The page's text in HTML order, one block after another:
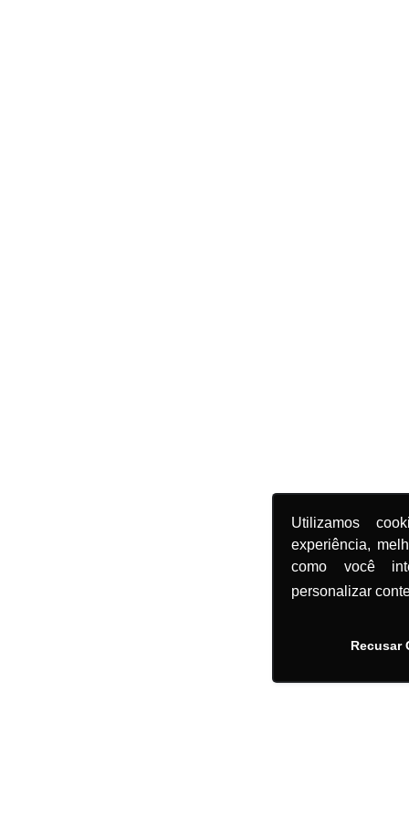
Utilizamos
experiência,
como você
personalizar
Recusar